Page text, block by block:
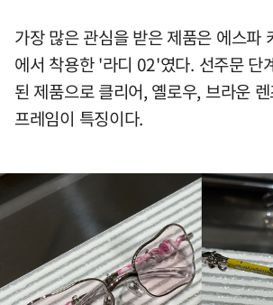
가장 많은 관심을 받은 제품은 에스파
에서 착용한 '라디 02'였다. 선주문 단
된 제품으로 클리어, 옐로우, 브라운
프레임이 특징이다.